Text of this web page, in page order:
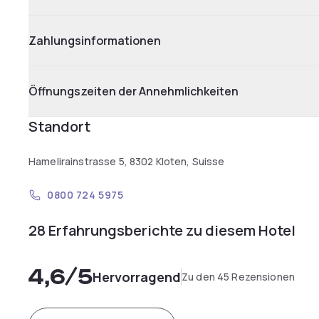
Zahlungsinformationen
Öffnungszeiten der Annehmlichkeiten
Standort
Hamelirainstrasse 5, 8302 Kloten, Suisse
0800 724 5975
28 Erfahrungsberichte zu diesem Hotel
4,6/5HervorragendZu den 45 Rezensionen